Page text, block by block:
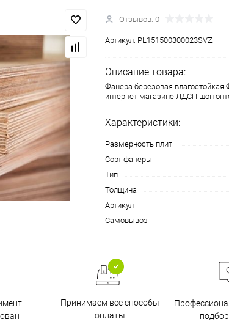
Отзывов: 0
Артикул: PL151500300023SVZ
Описание товара:
Фанера березовая
интернет магазине ЛДСП шоп
Характеристики:
Размерность плит
Сорт фанеры
Тип
Толщина
Артикул
Самовывоз
Принимаем все способы
оплаты